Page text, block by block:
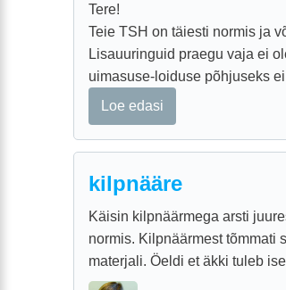
Tere!
Teie TSH on täiesti normis ja
Lisauuringuid praegu vaja ei
uimasuse-loiduse põhjuseks
Loe edasi
kilpnääre
Käisin kilpnäärmega arsti
normis. Kilpnäärmest tõmmati
materjali. Öeldi et äkki tuleb